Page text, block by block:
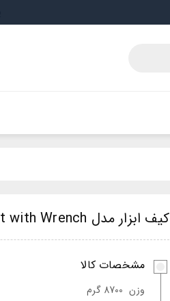
کیف ابزار مدل Toolset with Wrench
مشخصات کالا
وزن 8700 گرم